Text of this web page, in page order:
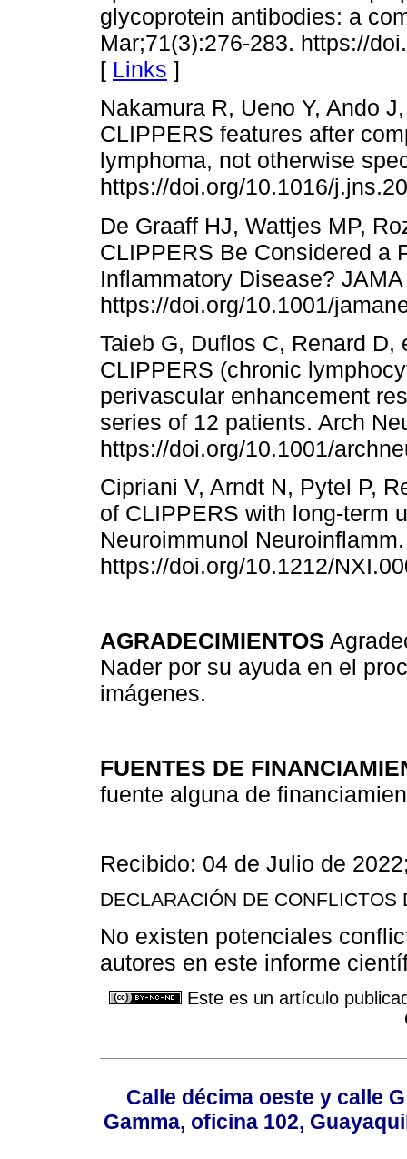
glycoprotein antibodies: a
Mar;71(3):276-283. https://
[ Links ]
Nakamura R, Ueno Y, Ando
CLIPPERS features after
lymphoma, not otherwise
https://doi.org/10.1016/
De Graaff HJ, Wattjes MP,
CLIPPERS Be Considered a
Inflammatory Disease?
https://doi.org/10.1001/
Taieb G, Duflos C, Renard
CLIPPERS (chronic
perivascular enhancement
series of 12 patients. Arch
https://doi.org/10.1001/
Cipriani V, Arndt N, Pytel P,
of CLIPPERS with long-term
Neuroimmunol
https://doi.org/10.1212/
AGRADECIMIENTOS
Nader por su ayuda en el
imágenes.
FUENTES DE
fuente alguna de
Recibido: 04 de Julio de
DECLARACIÓN DE CONFLICTOS
No existen potenciales
autores en este informe
Este es un artículo
Calle décima oeste y calle
Gamma, oficina 102,